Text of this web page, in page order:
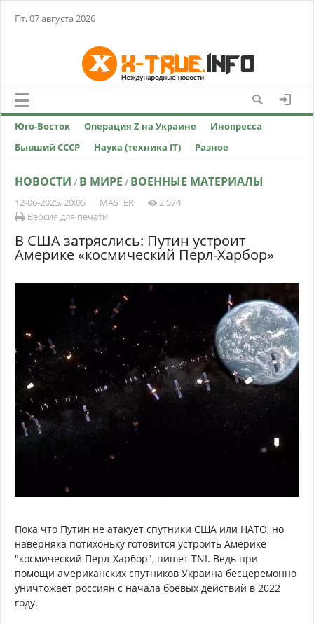
Пт, 07 августа 2026
Юго-Восток Операция Z на Украине
Инопресса
Бывший СССР
Наука (техника IT) Разное
НОВОСТИ / В МИРЕ / ВОЕННЫЕ МАТЕРИАЛЫ
12-06-2025, 20:05 MASTER
2 574
Версия для печати
В США затряслись: Путин устроит
Америке «космический Перл-Харбор»
Пока что Путин не атакует спутники США или НАТО, но
наверняка потихоньку готовится устроить Америке
"космический Перл-Харбор", пишет TNI. Ведь при
помощи американских спутников Украина бесцеремонно
уничтожает россиян с начала боевых действий в 2022
году.